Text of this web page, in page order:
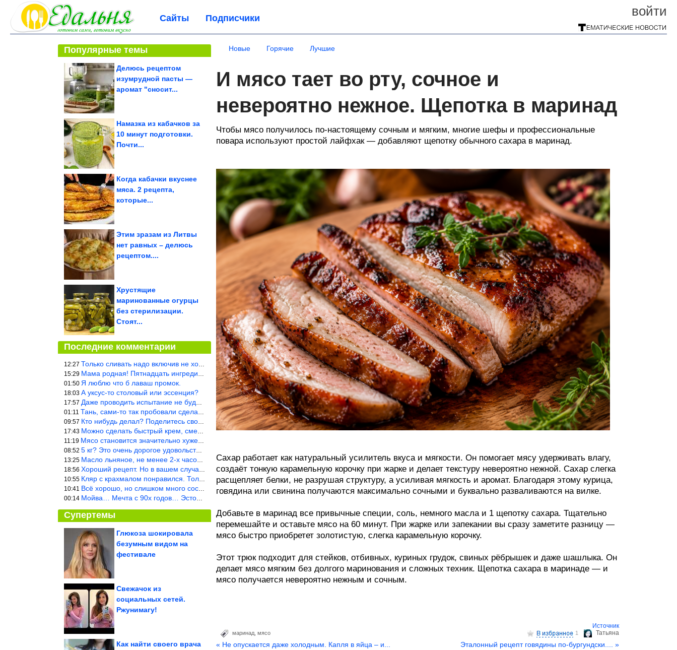
войти
Сайты Подписчики
Популярные темы
Делюсь рецептом
изумрудной пасты —
аромат "сносит...
Намазка из кабачков за
10 минут подготовки.
Почти...
Когда кабачки вкуснее
мяса. 2 рецепта,
которые...
Этим зразам из Литвы
нет равных – делюсь
рецептом....
Хрустящие
маринованные огурцы
без стерилизации.
Стоят...
Последние комментарии
12:27 Только сливать надо включив не холодную, а ГОРЯЧУЮ воду. Трубы в
15:29 Мама родная! Пятнадцать ингредиентов на пирожок!!!
01:50 Я люблю что б лаваш промок.
18:03 А уксус-то столовый или эссенция?
17:57 Даже проводить испытание не буду — в воду и потом быстро в раска
01:11 Тань, сами-то так пробовали сделать? Ерунда же получится. Нет, с
09:57 Кто нибудь делал? Поделитесь своими результатами!!!
17:43 Можно сделать быстрый крем, смешав 2 банки вареной сгущенки со с
11:19 Мясо становится значительно хуже, когда долго лежит в морозилке
08:52 5 кг? Это очень дорогое удовольствие, исходя из цен на эту ягоду
13:25 Масло льняное, не менее 2-х часов. Писать надо по делу и подробн
18:56 Хороший рецепт. Но в вашем случае шницель получится парено-варен
10:55 Кляр с крахмалом понравился. Только я бы в воду добавил бы молок
10:41 Всё хорошо, но слишком много составляющих.
00:14 Мойва… Мечта с 90х годов… Эстония
Супертемы
Исторические фото.
Глюкоза шокировала
безумным видом на
фестивале
Свежачок из
социальных сетей.
Ржунимагу!
Как найти своего врача
Новые Горячие Лучшие
И мясо тает во рту, сочное и
невероятно нежное. Щепотка в маринад
Чтобы мясо получилось по-настоящему сочным и мягким, многие шефы и профессиональные
повара используют простой лайфхак — добавляют щепотку обычного сахара в маринад.
Сахар работает как натуральный усилитель вкуса и мягкости. Он помогает мясу удерживать влагу,
создаёт тонкую карамельную корочку при жарке и делает текстуру невероятно нежной. Сахар слегка
расщепляет белки, не разрушая структуру, а усиливая мягкость и аромат. Благодаря этому курица,
говядина или свинина получаются максимально сочными и буквально разваливаются на вилке.
Добавьте в маринад все привычные специи, соль, немного масла и 1 щепотку сахара. Тщательно
перемешайте и оставьте мясо на 60 минут. При жарке или запекании вы сразу заметите разницу —
мясо быстро приобретет золотистую, слегка карамельную корочку.
Этот трюк подходит для стейков, отбивных, куриных грудок, свиных рёбрышек и даже шашлыка. Он
делает мясо мягким без долгого маринования и сложных техник. Щепотка сахара в маринаде — и
мясо получается невероятно нежным и сочным.
Источник
Татьяна
1
маринад мясо
« Не опускается даже холодным. Капля в яйца – и... Эталонный рецепт говядины по-бургундски.... »